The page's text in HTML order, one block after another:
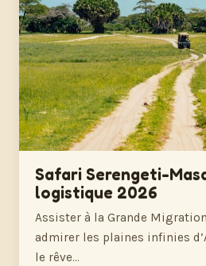
Safari Serengeti-
logistique 2026
Assister à la Grande
admirer les plaines infinies
le rêve…